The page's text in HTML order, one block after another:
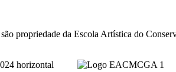
propriedade da Escola Artística do